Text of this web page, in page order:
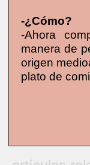
-¿Cómo?
-Ahora
manera de
origen
plato de